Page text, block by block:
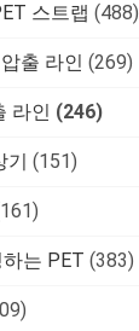
스트랩 (488)
출 라인 (269)
라인 (246)
(151)
는 PET (383)